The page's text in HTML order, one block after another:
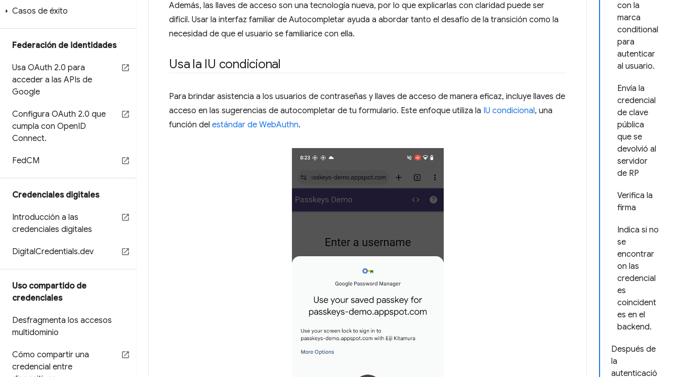
Casos de éxito
Federación de identidades
Usa OAuth 2.0 para
acceder a las APIs de
Google
Configura OAuth 2.0 que
cumpla con OpenID
Connect.
FedCM
Credenciales digitales
Introducción a las
credenciales digitales
DigitalCredentials.dev
Uso compartido de
credenciales
Desfragmenta los accesos
multidominio
Cómo compartir una
credencial entre
con la
marca
conditional
para
autenticar
al usuario.
Envía la
credencial
de clave
pública
que se
devolvió al
servidor
de RP
Verifica la
firma
Indica si no
se
encontrar
on las
credencial
es
coincident
es en el
backend.
Después de
la
autenticació
Además, las llaves de acceso son una tecnología nueva, por lo que explicarlas con claridad puede ser
difícil. Usar la interfaz familiar de Autocompletar ayuda a abordar tanto el desafío de la transición como la
necesidad de que el usuario se familiarice con ella.
Usa la IU condicional
Para brindar asistencia a los usuarios de contraseñas y llaves de acceso de manera eficaz, incluye llaves de
acceso en las sugerencias de autocompletar de tu formulario. Este enfoque utiliza la IU condicional, una
función del estándar de WebAuthn.